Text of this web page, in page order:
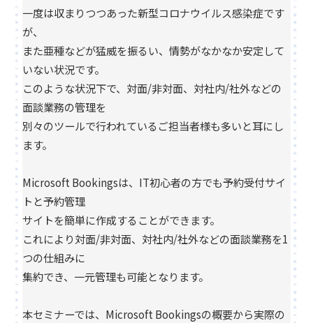
一度は収まりつつあった新型コロナウイルス感染症です
が、
また亜種などが猛威を振るい、情勢がなかなか安定して
いない状況です。
このような状況下で、対面/非対面、対社内/社外などの
面談業務の管理を
別々のツールで行われているご担当者様も多いと耳にし
ます。
Microsoft Bookingsは、IT初心者の方でも予約受付サイ
トと予約管理
サイトを簡単に作成することができます。
これにより対面/非対面、対社内/社外などの面談業務を1
つの仕組みに
集約でき、一元管理も可能となります。
本セミナーでは、Microsoft Bookingsの概要から実際の